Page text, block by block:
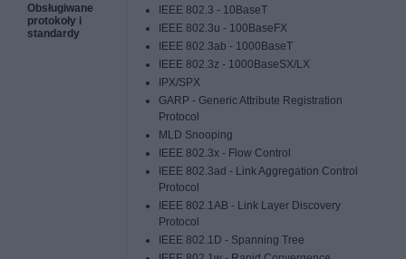
Obsługiwane
protokoły i
standardy
IEEE 802.3 - 10BaseT
IEEE 802.3u - 100BaseFX
IEEE 802.3ab - 1000BaseT
IEEE 802.3z - 1000BaseSX/LX
IPX/SPX
GARP - Generic Attribute Registration
Protocol
MLD Snooping
IEEE 802.3x - Flow Control
IEEE 802.3ad - Link Aggregation Control
Protocol
IEEE 802.1AB - Link Layer Discovery
Protocol
IEEE 802.1D - Spanning Tree